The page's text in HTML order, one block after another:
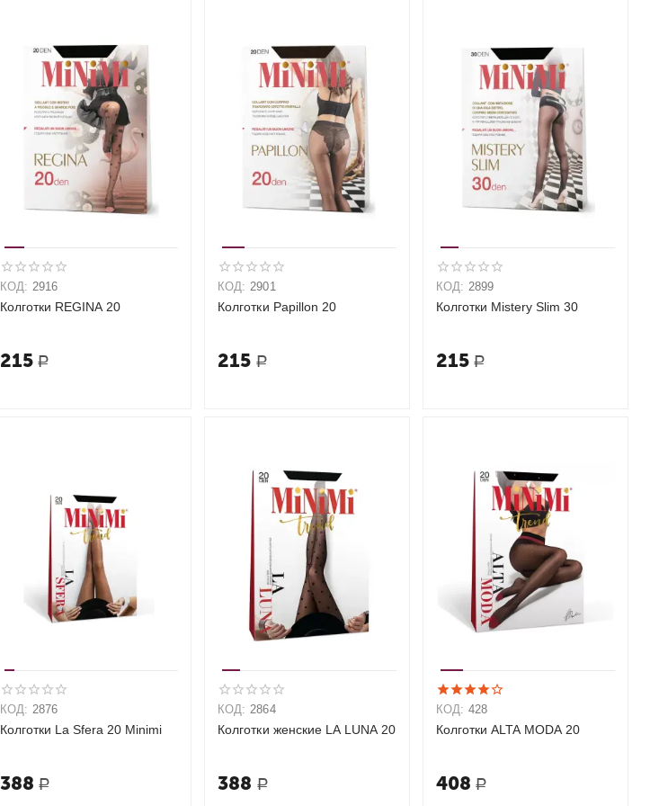
КОД: 2916
Колготки REGINA 20
215 Р
КОД: 2901
Колготки Papillon 20
215 Р
КОД: 2899
Колготки Mistery Slim 30
215 Р
КОД: 2876
Колготки La Sfera 20 Minimi
388 Р
КОД: 2864
Колготки женские LA LUNA 20
388 Р
КОД: 428
Колготки ALTA MODA 20
408 Р